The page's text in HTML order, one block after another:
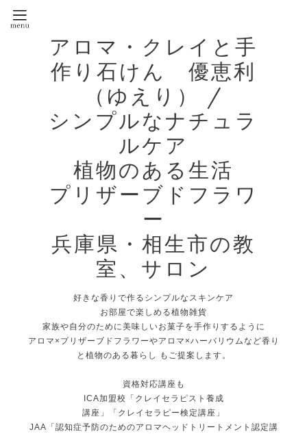
アロマ・クレイと手
作り石けん 優恵利
（ゆえり） /
シンプルなナチュラ
ルケア
植物のある生活
プリザーブドフラワ
ー
兵庫県・相生市の教
室、サロン
好きな香りで作るシンプルなスキンケア
お部屋で楽しめる植物雑貨
家族や自分のために美味しいお菓子を手作りするように
アロマ×プリザーブドフラワーやアロマ×ハーバリウムなど香り
と植物のある暮らし もご提案します。
資格対応講座も
ICA加盟校「クレイセラピスト養成
講座」「クレイセラピー検定講座」
JAA「認知症予防のためのアロマヘッドトリートメント認定講